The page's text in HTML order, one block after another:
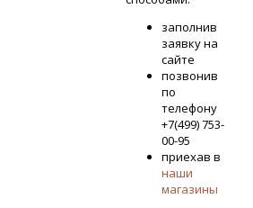
заполнив
заявку на
сайте
позвонив
по
телефону
+7(499) 753-
00-95
приехав в
наши
магазины